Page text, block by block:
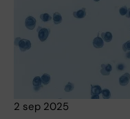
2 sep 2025